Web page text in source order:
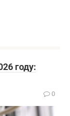
году:
0